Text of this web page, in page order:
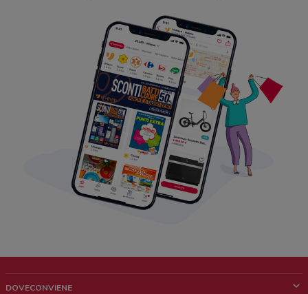
DOVECONVIENE